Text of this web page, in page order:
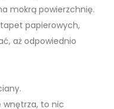
mokrą powierzchnię.
papierowych,
aż odpowiednio
wnętrza, to nic